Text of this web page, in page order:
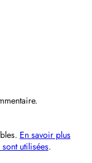
En savoir plus
utilisées.